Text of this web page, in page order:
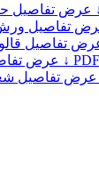
عرض تفاصيل
تفاصيل
تفاصيل
PDF ↓
عرض
عرض تفاصيل